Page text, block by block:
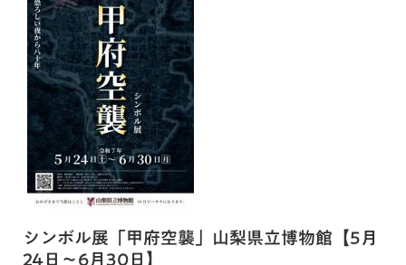
シンボル展「甲府空襲」山梨県立博物館【5月
24日～6月30日】